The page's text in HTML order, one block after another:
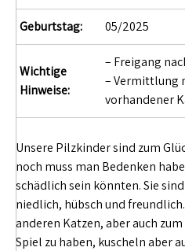
Geburtstag: 05/2025
Wichtige
Hinweise:
– Freigang
– Vermittlung
vorhandener
Unsere Pilzkinder sind zum
noch muss man Bedenken
schädlich sein könnten. Sie
niedlich, hübsch und
anderen Katzen, aber auch
Spiel zu haben, kuscheln aber